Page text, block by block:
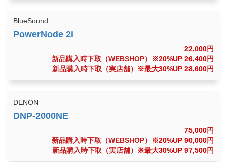
BlueSound
22,000円
新品購入時下取（WEBSHOP）
※20%UP 26,400円
新品購入時下取（実店舗）
※最大30%UP 28,600円
DENON
75,000円
新品購入時下取（WEBSHOP）
※20%UP 90,000円
新品購入時下取（実店舗）
※最大30%UP 97,500円